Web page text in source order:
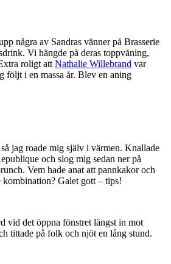
några av Sandras vänner på Brasserie
Vi hängde på deras toppvåning,
roligt att Nathalie Willebrand var
följt i en massa år. Blev en aning
jag roade mig själv i värmen. Knallade
och slog mig sedan ner på
Vem hade anat att pannkakor och
kombination? Galet gott – tips!
vid det öppna fönstret längst in mot
tittade på folk och njöt en lång stund.